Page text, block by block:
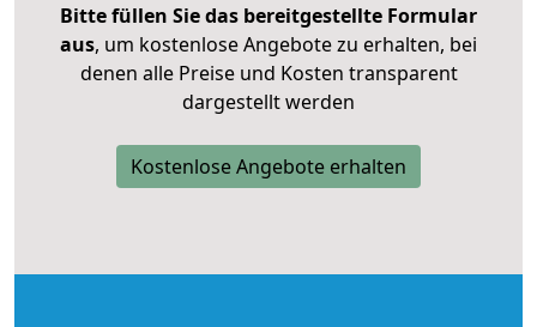
Bitte füllen Sie das bereitgestellte Formular
aus, um kostenlose Angebote zu erhalten, bei
denen alle Preise und Kosten transparent
dargestellt werden
Kostenlose Angebote erhalten